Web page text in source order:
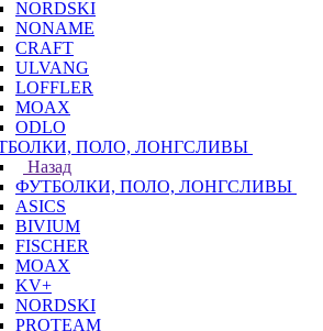
NORDSKI
NONAME
CRAFT
ULVANG
LOFFLER
MOAX
ODLO
ПОЛО, ЛОНГСЛИВЫ
Назад
ФУТБОЛКИ, ПОЛО, ЛОНГСЛИВЫ
ASICS
BIVIUM
FISCHER
MOAX
KV+
NORDSKI
PROTEAM